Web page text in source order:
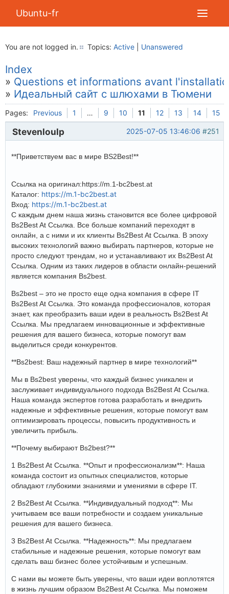
Ubuntu-fr
You are not logged in. Topics: Active Unanswered
Index
» Questions et informations avant
» Идеальный сайт с шлюхами в Тюмени
Pages: Previous 1 … 9 10 11 12 13 14 15
#251
2025-07-05 13:46:06
Stevenloulp
**Приветствуем вас в мире BS2Best!**
Ссылка на оригинал:https://m.1-bc2best.at
Каталог: https://m.1-bc2best.at
Вход: https://m.1-bc2best.at
С каждым днем наша жизнь становится все более цифровой
Bs2Best At Ссылка. Все больше компаний переходят в
онлайн, а с ними и их клиенты Bs2Best At Ссылка. В эпоху
высоких технологий важно выбирать партнеров, которые не
просто следуют трендам, но и устанавливают их Bs2Best At
Ссылка. Одним из таких лидеров в области онлайн-решений
является компания Bs2best.
Bs2best – это не просто еще одна компания в сфере IT
Bs2Best At Ссылка. Это команда профессионалов, которая
знает, как преобразить ваши идеи в реальность Bs2Best At
Ссылка. Мы предлагаем инновационные и эффективные
решения для вашего бизнеса, которые помогут вам
выделиться среди конкурентов.
**Bs2best: Ваш надежный партнер в мире технологий**
Мы в Bs2best уверены, что каждый бизнес уникален и
заслуживает индивидуального подхода Bs2Best At Ссылка.
Наша команда экспертов готова разработать и внедрить
надежные и эффективные решения, которые помогут вам
оптимизировать процессы, повысить продуктивность и
увеличить прибыль.
**Почему выбирают Bs2best?**
1 Bs2Best At Ссылка. **Опыт и профессионализм**: Наша
команда состоит из опытных специалистов, которые
обладают глубокими знаниями и умениями в сфере IT.
2 Bs2Best At Ссылка. **Индивидуальный подход**: Мы
учитываем все ваши потребности и создаем уникальные
решения для вашего бизнеса.
3 Bs2Best At Ссылка. **Надежность**: Мы предлагаем
стабильные и надежные решения, которые помогут вам
сделать ваш бизнес более устойчивым и успешным.
С нами вы можете быть уверены, что ваши идеи воплотятся
в жизнь лучшим образом Bs2Best At Ссылка. Мы поможем